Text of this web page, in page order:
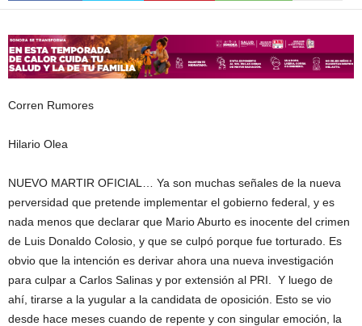
Corren Rumores
Hilario Olea
NUEVO MARTIR OFICIAL… Ya son muchas señales de la nueva
perversidad que pretende implementar el gobierno federal, y es
nada menos que declarar que Mario Aburto es inocente del crimen
de Luis Donaldo Colosio, y que se culpó porque fue torturado. Es
obvio que la intención es derivar ahora una nueva investigación
para culpar a Carlos Salinas y por extensión al PRI. Y luego de
ahí, tirarse a la yugular a la candidata de oposición. Esto se vio
desde hace meses cuando de repente y con singular emoción, la